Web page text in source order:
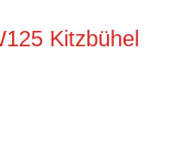
Kitzbühel